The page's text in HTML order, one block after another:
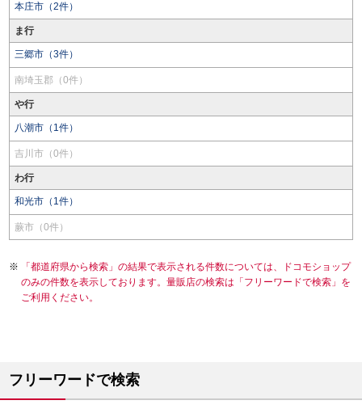
本庄市（2件）
ま行
三郷市（3件）
南埼玉郡（0件）
や行
八潮市（1件）
吉川市（0件）
わ行
和光市（1件）
蕨市（0件）
「都道府県から検索」の結果で表示される件数については、ドコモショップ
のみの件数を表示しております。量販店の検索は「フリーワードで検索」を
ご利用ください。
フリーワードで検索